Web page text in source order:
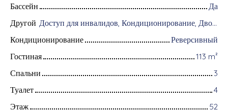
Бассейн
Да
Другой
Доступ для инвалидов, Кондиционирование, Дворник, Оборудование для домашней автоматизации, Оптоволоконный интернет, Хранитель, Система охранной сигнализации, Видеофон
Кондиционирование
Реверсивный
Гостиная
113 m²
Спальни
3
Туалет
4
Этаж
52